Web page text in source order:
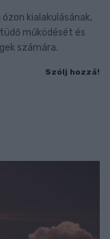
kialakulásának,
működését és
számára.
Szólj hozzá!